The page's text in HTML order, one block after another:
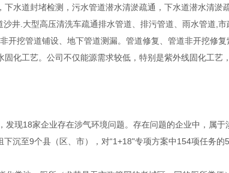
水道封堵检测，污水管道潜水清淤疏通，下水道潜水清淤
井.大型高压清洗车疏通排水管道、排污管道、雨水管道,
挖管道铺设、地下管道测漏。管道修复、管道非开挖修复
化工艺。公司不仅能源需求较低，特别是紫外线固化工艺
现18家企业存在涉气环境问题。存在问题的企业中，属于
沉至9个县（区、市），对“1+18"专项方案中154项任务的